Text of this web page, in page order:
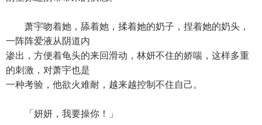
萧宇吻着她，舔着她，揉着她的奶子，捏着她的奶头，
一阵阵爱液从阴道内
渗出，方便着龟头的来回滑动，林妍不住的娇喘，这样多重
的刺激，对萧宇也是
一种考验，他欲火难耐，越来越控制不住自己。
「妍妍，我要操你！」